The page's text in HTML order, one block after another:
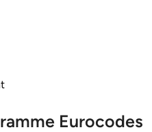
Eurocodes